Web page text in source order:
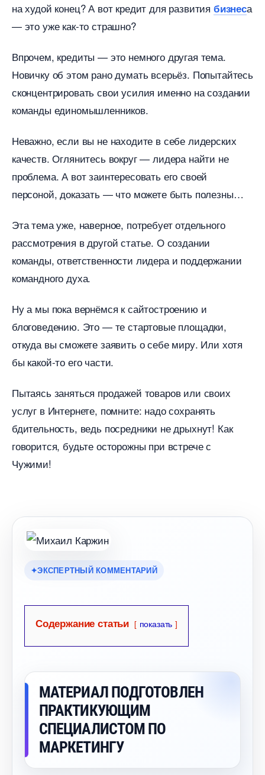
на худой конец? А вот кредит для развития изнеса
— это уже как-то страшно?
прочем, кредиты — это немного другая тема.
Новичку об этом рано думать всерьёз. Попытайтесь
сконцентрировать свои усилия именно на создании
команды единомышленников.
Неважно, если вы не находите в себе лидерских
качеств. Оглянитесь вокруг — лидера найти не
проблема. А вот заинтересовать его своей
персоной, доказать — что можете быть полезны
Эта тема уже, наверное, потребует отдельного
рассмотрения в другой статье. О создании
команды, ответственности лидера и поддержании
командного духа.
Ну а мы пока вернёмся к сайтостроению и
логоведению. Это — те стартовые площадки,
откуда вы сможете заявить о себе миру. Или хотя
ы какой-то его части.
Пытаясь заняться продажей товаров или своих
услуг в Интернете, помните: надо сохранять
дительность, ведь посредники не дрыхнут! Как
оворится, будьте осторожны при встрече с
Чужими!
ЭКСПЕРТНЫЙ КОММЕНТАРИЙ
Содержание статьи показать
МАТЕРИАЛ ПОДГОТОВЛЕН
ПРАКТИКУЮЩИМ
СПЕЦИАЛИСТОМ ПО
МАРКЕТИНГУ